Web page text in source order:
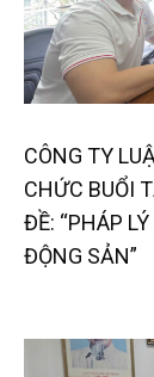
CÔNG TY
CHỨC BUỔI
ĐỀ: “PHÁP
ĐỘNG SẢN”